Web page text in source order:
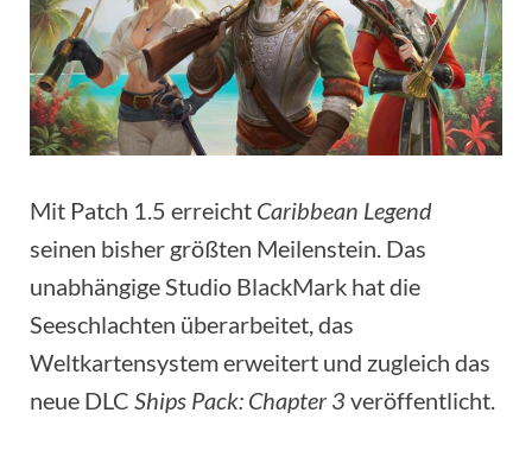
Mit Patch 1.5 erreicht Caribbean Legend
seinen bisher größten Meilenstein. Das
unabhängige Studio BlackMark hat die
Seeschlachten überarbeitet, das
Weltkartensystem erweitert und zugleich das
neue DLC Ships Pack: Chapter 3 veröffentlicht.